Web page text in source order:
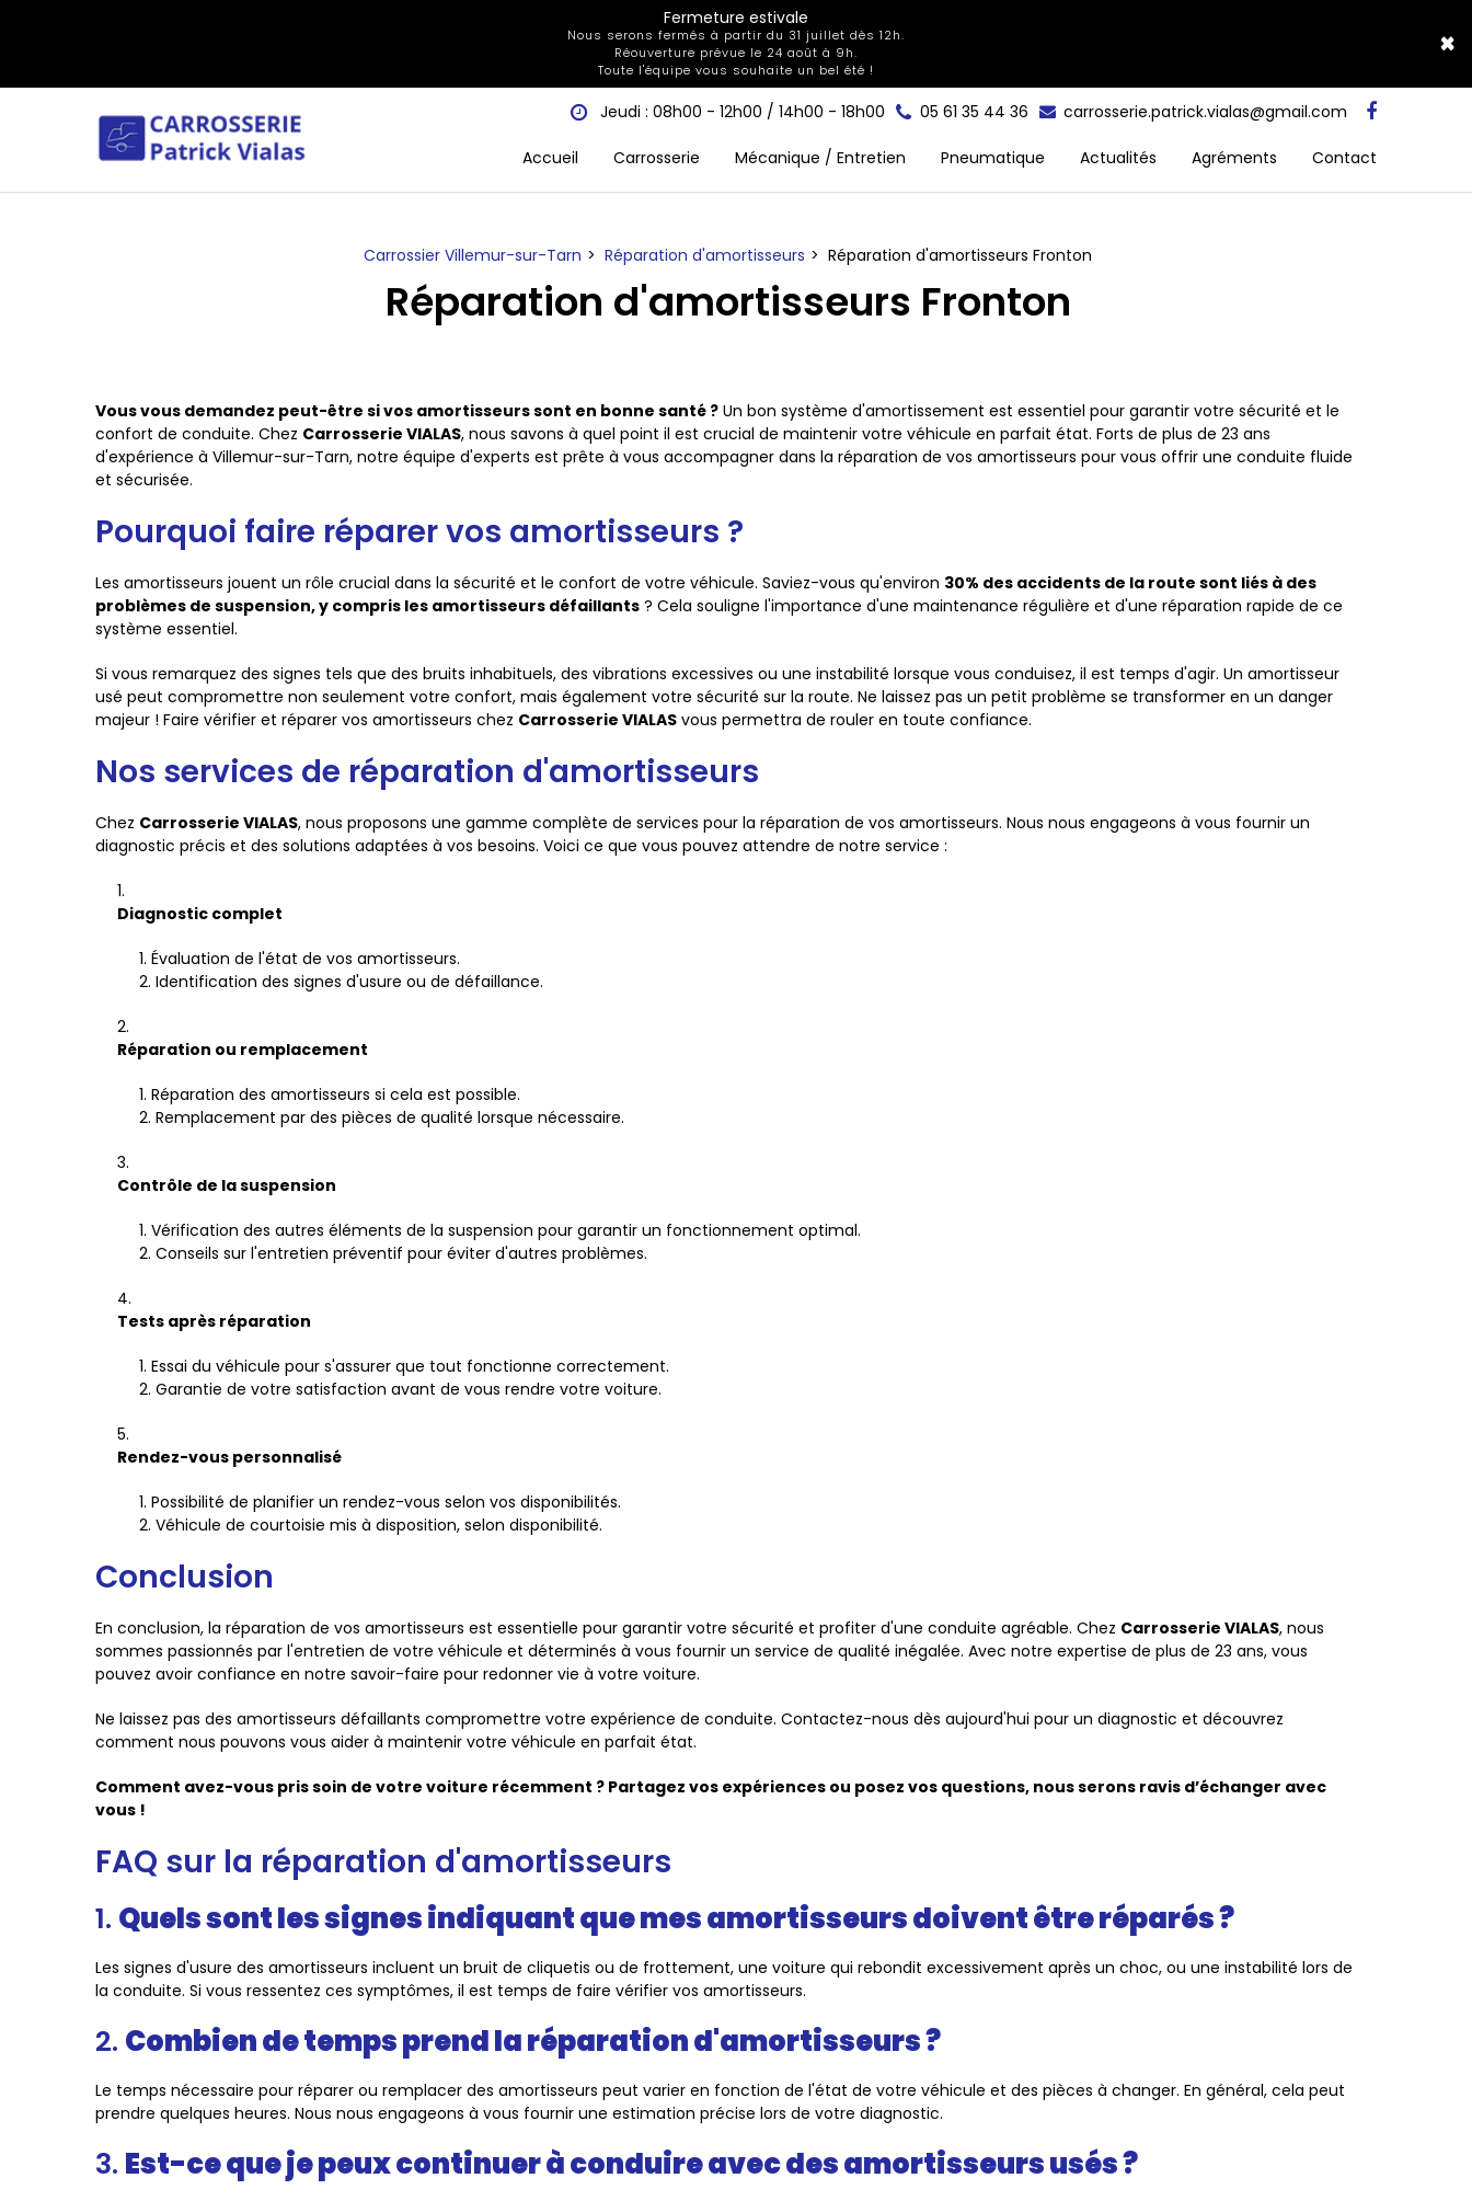
Fermeture estivale
Nous serons fermés à partir du 31 juillet dès 12h.
Réouverture prévue le 24 août à 9h.
Toute l'équipe vous souhaite un bel été !
×
Jeudi : 08h00 - 12h00 / 14h00 - 18h00 05 61 35 44 36 carrosserie.patrick.vialas@gmail.com
Accueil Carrosserie Mécanique / Entretien Pneumatique Actualités Agréments Contact
Carrossier Villemur-sur-Tarn Réparation d'amortisseurs Réparation d'amortisseurs Fronton
Réparation d'amortisseurs Fronton
Vous vous demandez peut-être si vos amortisseurs sont en bonne santé ? Un bon système d'amortissement est essentiel pour garantir votre sécurité et le
confort de conduite. Chez Carrosserie VIALAS, nous savons à quel point il est crucial de maintenir votre véhicule en parfait état. Forts de plus de 23 ans
d'expérience à Villemur-sur-Tarn, notre équipe d'experts est prête à vous accompagner dans la réparation de vos amortisseurs pour vous offrir une conduite fluide
et sécurisée.
Pourquoi faire réparer vos amortisseurs ?
Les amortisseurs jouent un rôle crucial dans la sécurité et le confort de votre véhicule. Saviez-vous qu'environ 30% des accidents de la route sont liés à des
problèmes de suspension, y compris les amortisseurs défaillants ? Cela souligne l'importance d'une maintenance régulière et d'une réparation rapide de ce
système essentiel.
Si vous remarquez des signes tels que des bruits inhabituels, des vibrations excessives ou une instabilité lorsque vous conduisez, il est temps d'agir. Un amortisseur
usé peut compromettre non seulement votre confort, mais également votre sécurité sur la route. Ne laissez pas un petit problème se transformer en un danger
majeur ! Faire vérifier et réparer vos amortisseurs chez Carrosserie VIALAS vous permettra de rouler en toute confiance.
Nos services de réparation d'amortisseurs
Chez Carrosserie VIALAS, nous proposons une gamme complète de services pour la réparation de vos amortisseurs. Nous nous engageons à vous fournir un
diagnostic précis et des solutions adaptées à vos besoins. Voici ce que vous pouvez attendre de notre service :
Diagnostic complet
Évaluation de l'état de vos amortisseurs.
Identification des signes d'usure ou de défaillance.
Réparation ou remplacement
Réparation des amortisseurs si cela est possible.
Remplacement par des pièces de qualité lorsque nécessaire.
Contrôle de la suspension
Vérification des autres éléments de la suspension pour garantir un fonctionnement optimal.
Conseils sur l'entretien préventif pour éviter d'autres problèmes.
Tests après réparation
Essai du véhicule pour s'assurer que tout fonctionne correctement.
Garantie de votre satisfaction avant de vous rendre votre voiture.
Rendez-vous personnalisé
Possibilité de planifier un rendez-vous selon vos disponibilités.
Véhicule de courtoisie mis à disposition, selon disponibilité.
Conclusion
En conclusion, la réparation de vos amortisseurs est essentielle pour garantir votre sécurité et profiter d'une conduite agréable. Chez Carrosserie VIALAS, nous
sommes passionnés par l'entretien de votre véhicule et déterminés à vous fournir un service de qualité inégalée. Avec notre expertise de plus de 23 ans, vous
pouvez avoir confiance en notre savoir-faire pour redonner vie à votre voiture.
Ne laissez pas des amortisseurs défaillants compromettre votre expérience de conduite. Contactez-nous dès aujourd'hui pour un diagnostic et découvrez
comment nous pouvons vous aider à maintenir votre véhicule en parfait état.
Comment avez-vous pris soin de votre voiture récemment ? Partagez vos expériences ou posez vos questions, nous serons ravis d’échanger avec
vous !
FAQ sur la réparation d'amortisseurs
1. Quels sont les signes indiquant que mes amortisseurs doivent être réparés ?
Les signes d'usure des amortisseurs incluent un bruit de cliquetis ou de frottement, une voiture qui rebondit excessivement après un choc, ou une instabilité lors de
la conduite. Si vous ressentez ces symptômes, il est temps de faire vérifier vos amortisseurs.
2. Combien de temps prend la réparation d'amortisseurs ?
Le temps nécessaire pour réparer ou remplacer des amortisseurs peut varier en fonction de l'état de votre véhicule et des pièces à changer. En général, cela peut
prendre quelques heures. Nous nous engageons à vous fournir une estimation précise lors de votre diagnostic.
3. Est-ce que je peux continuer à conduire avec des amortisseurs usés ?